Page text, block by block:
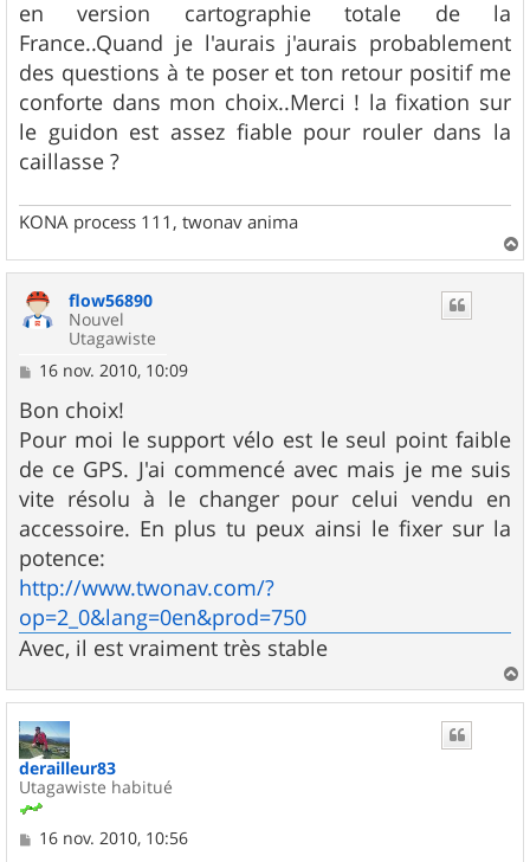
en version cartographie totale de la
France..Quand je l'aurais j'aurais probablement
des questions à te poser et ton retour positif me
conforte dans mon choix..Merci ! la fixation sur
le guidon est assez fiable pour rouler dans la
caillasse ?
KONA process 111, twonav anima
a
flow56890
Nouvel
Utagawiste
M
s
s
a
g
e
16 nov. 2010, 10:09
Bon choix!
Pour moi le support vélo est le seul point faible
de ce GPS. J'ai commencé avec mais je me suis
vite résolu à le changer pour celui vendu en
accessoire. En plus tu peux ainsi le fixer sur la
potence:
http://www.twonav.com/?
op=2_0&lang=0en&prod=750
Avec, il est vraiment très stable
a
derailleur83
Utagawiste habitué
M16 nov. 2010, 10:56